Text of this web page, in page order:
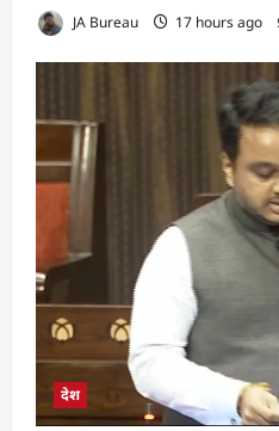
JA Bureau 17 hours ago
देश